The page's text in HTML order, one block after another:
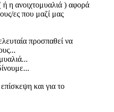
η ανοιχτομυαλιά ) αφορά
ες που μαζί μας
προσπαθεί να
και για το